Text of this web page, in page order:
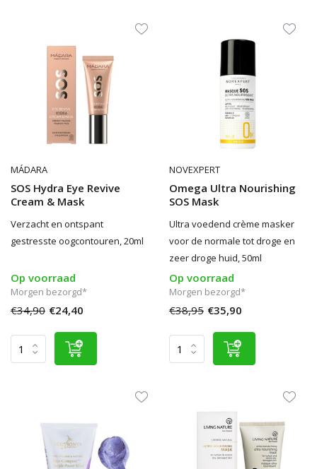
MÁDARA
SOS Hydra Eye Revive
Cream & Mask
Verzacht en ontspant
gestresste oogcontouren, 20ml
Op voorraad
Morgen bezorgd*
€34,90 €24,40
NOVEXPERT
Omega Ultra Nourishing
SOS Mask
Ultra voedend crème masker
voor de normale tot droge en
zeer droge huid, 50ml
Op voorraad
Morgen bezorgd*
€38,95 €35,90